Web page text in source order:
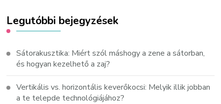
Legutóbbi bejegyzések
Sátorakusztika: Miért szól máshogy a zene a sátorban,
és hogyan kezelhető a zaj?
Vertikális vs. horizontális keverőkocsi: Melyik illik jobban
a te telepde technológiájához?